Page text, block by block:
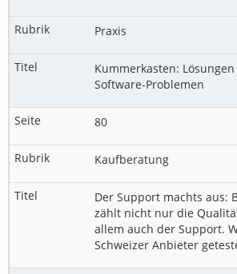
Praxis
Kummerkasten:
Software-Problemen
80
Kaufberatung
Der Support machts aus:
zählt nicht nur die
allem auch der Support.
Schweizer Anbieter